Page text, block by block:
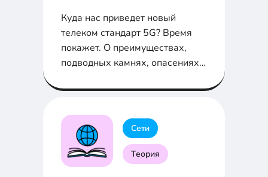
Куда нас приведет новый
телеком стандарт 5G? Время
покажет. О преимуществах,
подводных камнях, опасениях и
Сети
Теория